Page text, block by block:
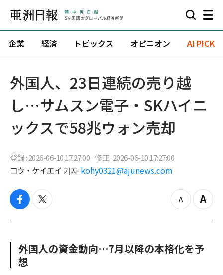
企業 経済 トピックス オピニオン AI PICK
外国人、23日連続の売り越
し…サムスン電子・SKハイニ
ックスで58兆ウォン売却
登録 : 2026-06-10 17:27:00 修正 : 2026-06-10 17:27:00
コウ・ケイエイ 기자 kohy0321@ajunews.com
f
c
o
o
k
t
i
e
z
o
u
Z
o
n
外国人の資金動向…7月以降の本格化を予
想